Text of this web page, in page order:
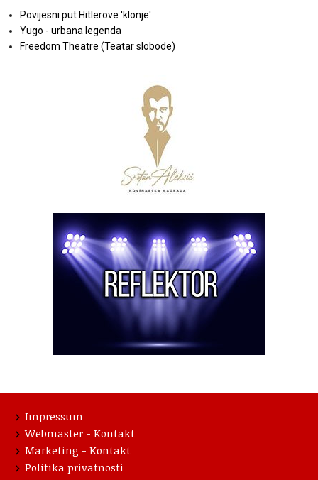
Povijesni put Hitlerove 'klonje'
Yugo - urbana legenda
Freedom Theatre (Teatar slobode)
Impressum
Webmaster - Kontakt
Marketing - Kontakt
Politika privatnosti